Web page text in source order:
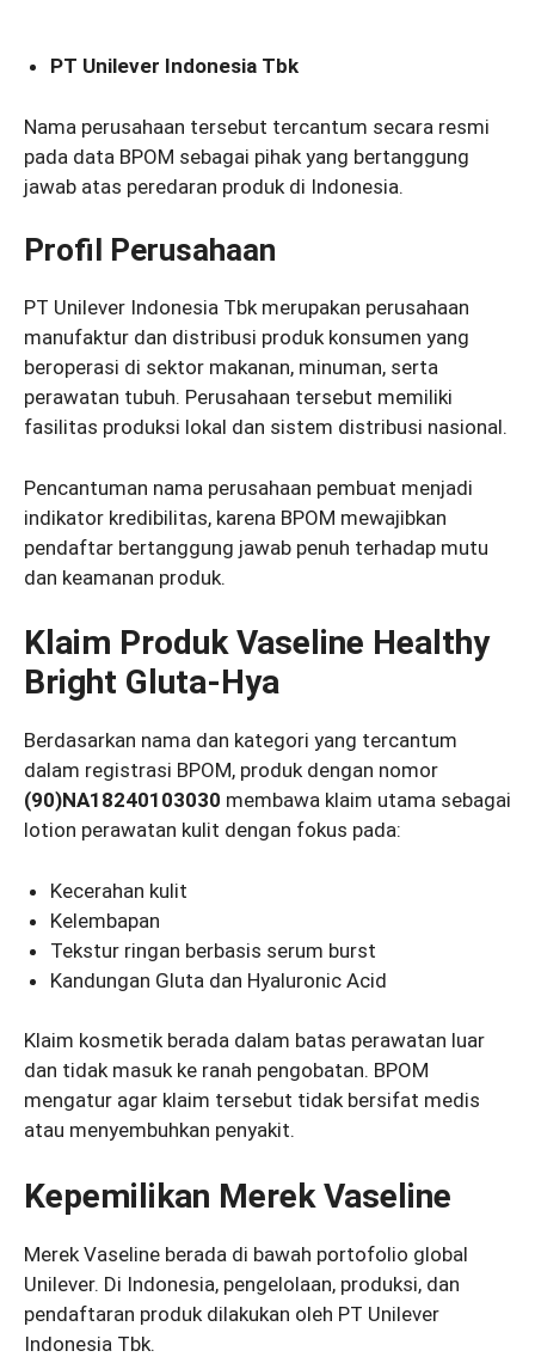
PT Unilever Indonesia Tbk
Nama perusahaan tersebut tercantum secara resmi
pada data BPOM sebagai pihak yang bertanggung
jawab atas peredaran produk di Indonesia.
Profil Perusahaan
PT Unilever Indonesia Tbk merupakan perusahaan
manufaktur dan distribusi produk konsumen yang
beroperasi di sektor makanan, minuman, serta
perawatan tubuh. Perusahaan tersebut memiliki
fasilitas produksi lokal dan sistem distribusi nasional.
Pencantuman nama perusahaan pembuat menjadi
indikator kredibilitas, karena BPOM mewajibkan
pendaftar bertanggung jawab penuh terhadap mutu
dan keamanan produk.
Klaim Produk Vaseline Healthy
Bright Gluta-Hya
Berdasarkan nama dan kategori yang tercantum
dalam registrasi BPOM, produk dengan nomor
(90)NA18240103030 membawa klaim utama sebagai
lotion perawatan kulit dengan fokus pada:
Kecerahan kulit
Kelembapan
Tekstur ringan berbasis serum burst
Kandungan Gluta dan Hyaluronic Acid
Klaim kosmetik berada dalam batas perawatan luar
dan tidak masuk ke ranah pengobatan. BPOM
mengatur agar klaim tersebut tidak bersifat medis
atau menyembuhkan penyakit.
Kepemilikan Merek Vaseline
Merek Vaseline berada di bawah portofolio global
Unilever. Di Indonesia, pengelolaan, produksi, dan
pendaftaran produk dilakukan oleh PT Unilever
Indonesia Tbk.